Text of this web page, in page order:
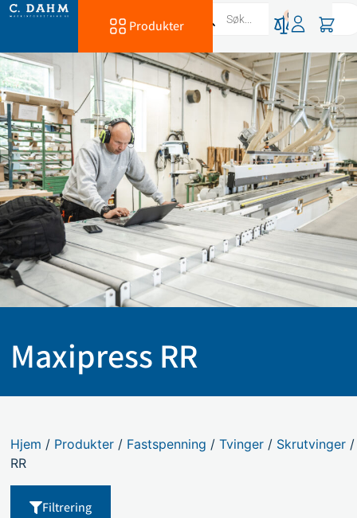
Produkter
0
Maxipress RR
Hjem / Produkter / Fastspenning /Tvinger / Skrutvinger /
RR
Filtrering